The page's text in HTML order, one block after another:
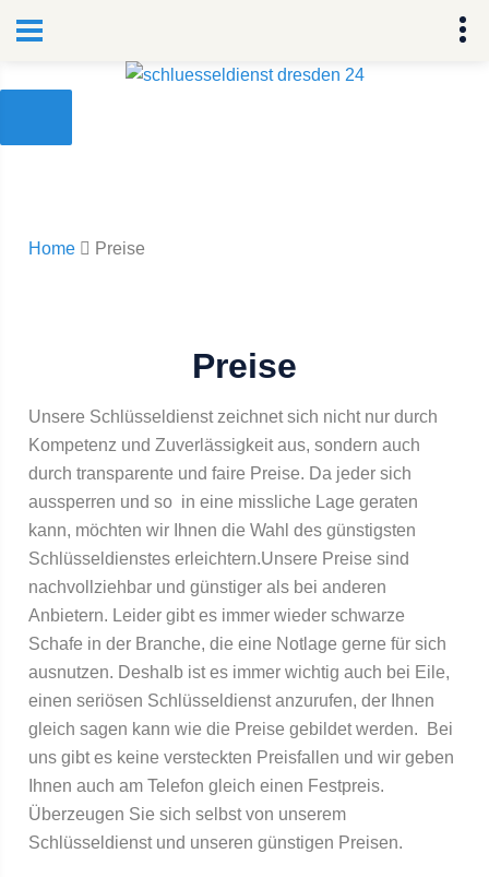
Home Preise
Preise
Unsere Schlüsseldienst zeichnet sich nicht nur durch
Kompetenz und Zuverlässigkeit aus, sondern auch
durch transparente und faire Preise. Da jeder sich
aussperren und so in eine missliche Lage geraten
kann, möchten wir Ihnen die Wahl des günstigsten
Schlüsseldienstes erleichtern.Unsere Preise sind
nachvollziehbar und günstiger als bei anderen
Anbietern. Leider gibt es immer wieder schwarze
Schafe in der Branche, die eine Notlage gerne für sich
ausnutzen. Deshalb ist es immer wichtig auch bei Eile,
einen seriösen Schlüsseldienst anzurufen, der Ihnen
gleich sagen kann wie die Preise gebildet werden.
Bei
uns gibt es keine versteckten Preisfallen und wir geben
Ihnen auch am Telefon gleich einen Festpreis.
Überzeugen Sie sich selbst von unserem
Schlüsseldienst und unseren günstigen Preisen.